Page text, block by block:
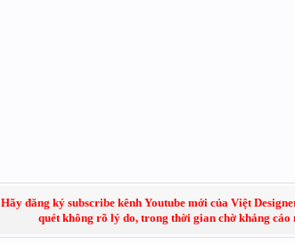
Hãy đăng ký subscribe kênh Youtube mới của Việt
quét không rõ lý do, trong thời gian chờ kháng cáo